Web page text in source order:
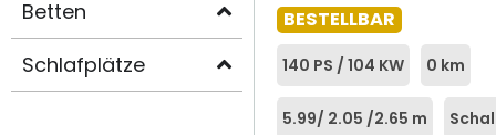
Betten
Schlafplätze
BESTELLBAR
140 PS / 104 KW 0 km
5.99/ 2.05 /2.65 m